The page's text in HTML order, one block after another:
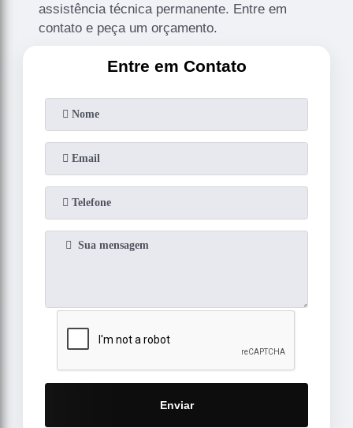
assistência técnica permanente. Entre em
contato e peça um orçamento.
Entre em Contato
Enviar